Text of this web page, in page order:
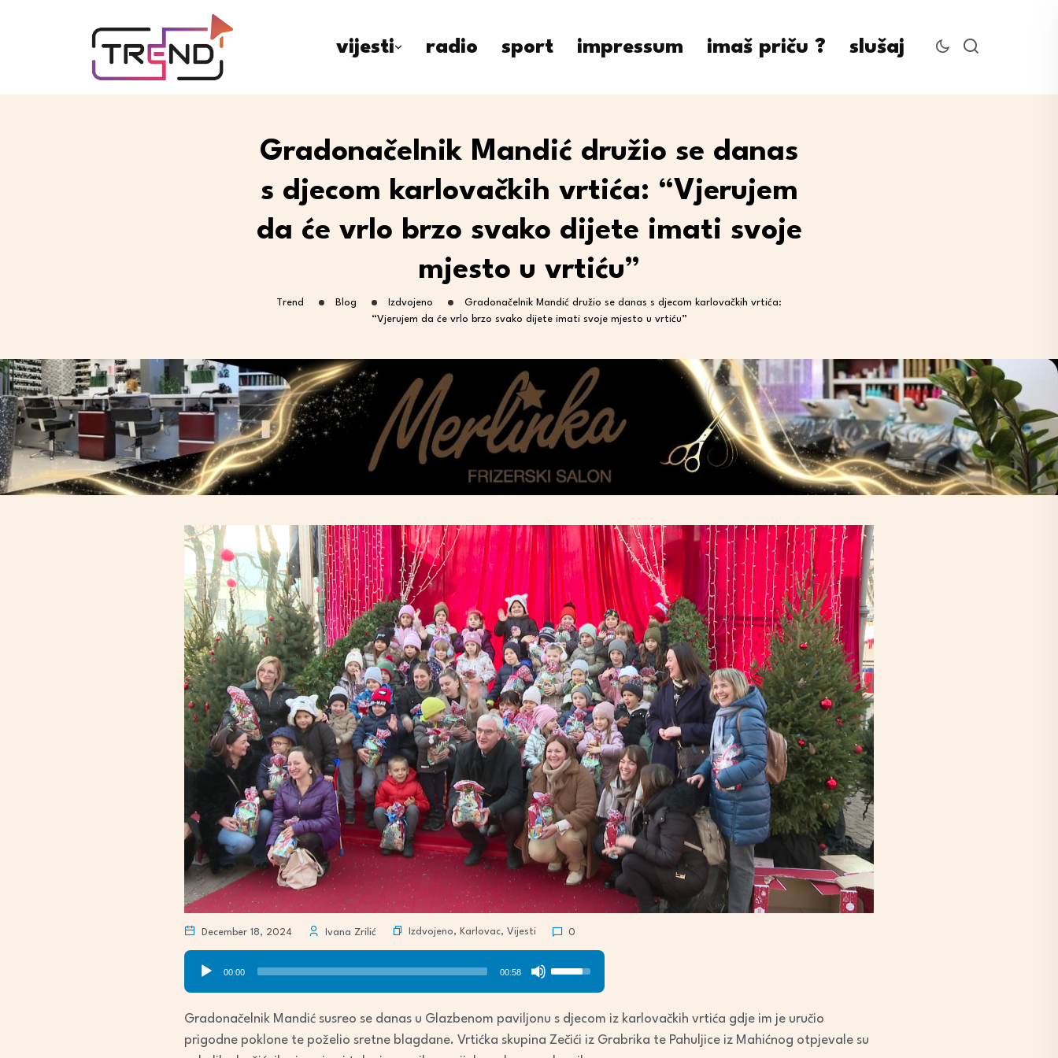
vijesti radio sport impressum imaš priču ? slušaj
Gradonačelnik Mandić družio se danas
s djecom karlovačkih vrtića: “Vjerujem
da će vrlo brzo svako dijete imati svoje
mjesto u vrtiću”
Trend Blog Izdvojeno
Gradonačelnik Mandić družio se danas s djecom karlovačkih vrtića:
“Vjerujem da će vrlo brzo svako dijete imati svoje mjesto u vrtiću”
December 18, 2024 Ivana Zrilić Izdvojeno, Karlovac, Vijesti 0
Audio
Player
00:00 00:58
Use
Up/Down
keys
Gradonačelnik Mandić susreo se danas u Glazbenom paviljonu s djecom iz karlovačkih vrtića gdje im je uručio
prigodne poklone te poželio sretne blagdane. Vrtićka skupina Zečići iz Grabrika te Pahuljice iz Mahićnog otpjevale su